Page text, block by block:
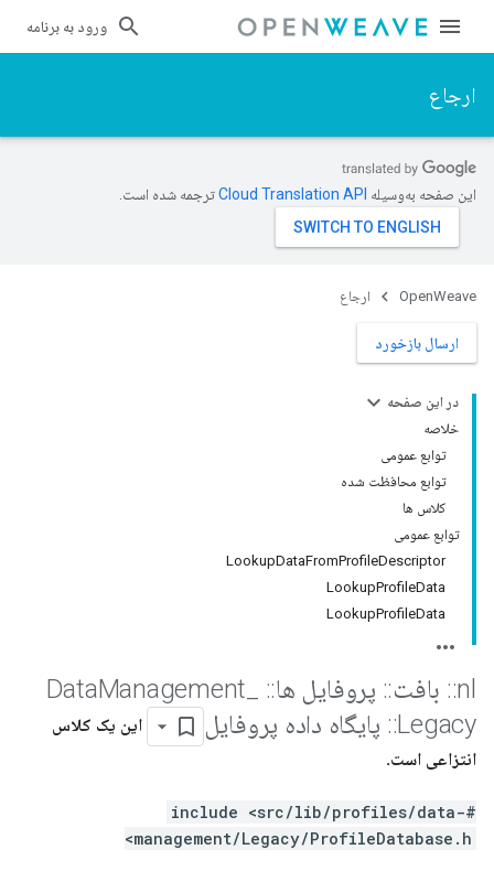
ورود به برنامه
ارجاع
این صفحه به‌وسیله ترجمه شده است.
OpenWeave ارجاع
ارسال بازخورد
در این صفحه
خلاصه
توابع عمومی
توابع محافظت شده
کلاس ها
توابع عمومی
LookupDataFromProfileDescriptor
LookupProfileData
LookupProfileData
nl
:: بافت:: پروفایل ها::
Management
Legacy
:: پایگاه داده پروفایل
این یک کلاس
انتزاعی است.
#include <src/lib/profiles/data-
management/Legacy/ProfileDatabase.h>